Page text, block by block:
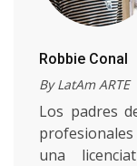
Robbie Conal
By LatAm ARTE
Los padres
una